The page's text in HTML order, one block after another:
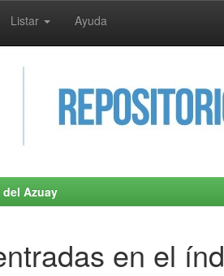
Listar Ayuda
Azuay
en el